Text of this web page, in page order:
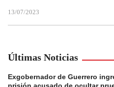
13/07/2023
Últimas Noticias
Exgobernador de Guerrero
prisión acusado de ocultar